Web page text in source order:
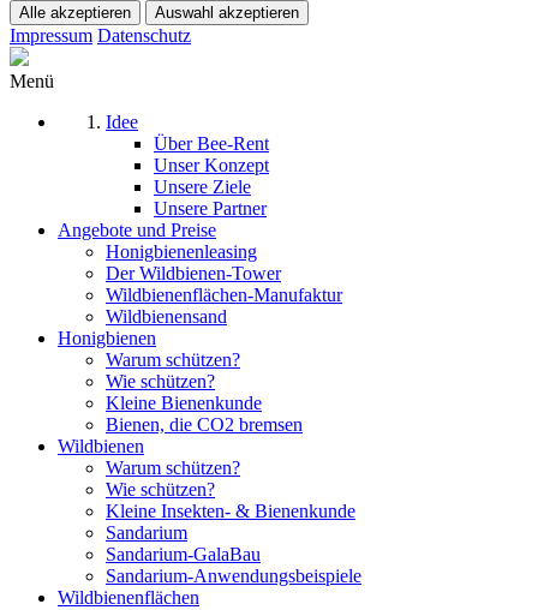
Impressum Datenschutz
Menü
Idee
Über Bee-Rent
Unser Konzept
Unsere Ziele
Unsere Partner
Angebote und Preise
Honigbienenleasing
Der Wildbienen-Tower
Wildbienenflächen-Manufaktur
Wildbienensand
Honigbienen
Warum schützen?
Wie schützen?
Kleine Bienenkunde
Bienen, die CO2 bremsen
Wildbienen
Warum schützen?
Wie schützen?
Kleine Insekten- & Bienenkunde
Sandarium
Sandarium-GalaBau
Sandarium-Anwendungsbeispiele
Wildbienenflächen